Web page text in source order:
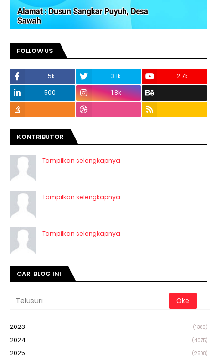
FOLLOW US
1.5k 3.1k
2.7k
500
1.8k
KONTRIBUTOR
Tampilkan selengkapnya
Tampilkan selengkapnya
Tampilkan selengkapnya
CARI BLOG INI
2023 (1380)
2024 (4075)
2025 (2508)